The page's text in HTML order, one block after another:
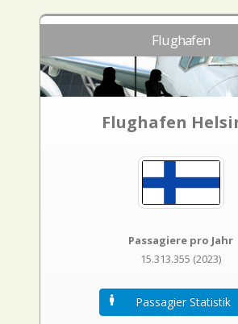
Flughafen
Flughafen
Passagiere pro Jahr
15.313.355 (2023)
Passagier Statistik